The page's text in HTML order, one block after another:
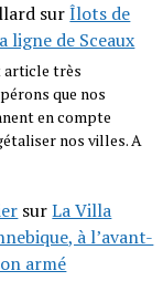
surÎlots de
ligne de Sceaux
article très
que nos
en compte
nos villes. A
surLa Villa
à l’avant-
armé